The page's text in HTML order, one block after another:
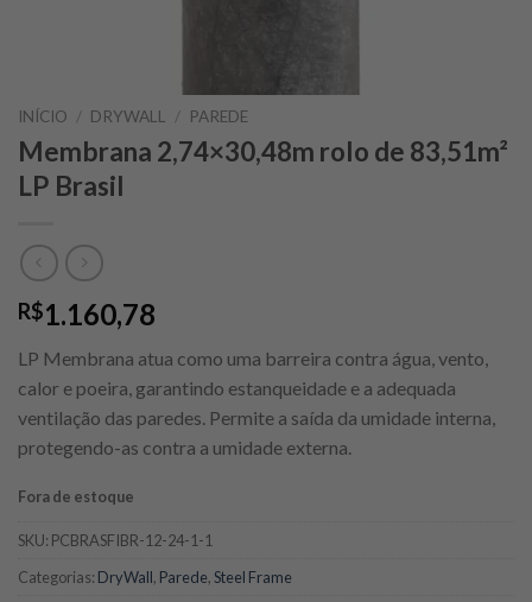
INÍCIO / DRYWALL / PAREDE
Membrana 2,74×30,48m rolo de 83,51m²
LP Brasil
R$1.160,78
LP Membrana atua como uma barreira contra água, vento,
calor e poeira, garantindo estanqueidade e a adequada
ventilação das paredes. Permite a saída da umidade interna,
protegendo-as contra a umidade externa.
Fora de estoque
SKU: PCBRASFIBR-12-24-1-1
Categorias: DryWall, Parede,Steel Frame